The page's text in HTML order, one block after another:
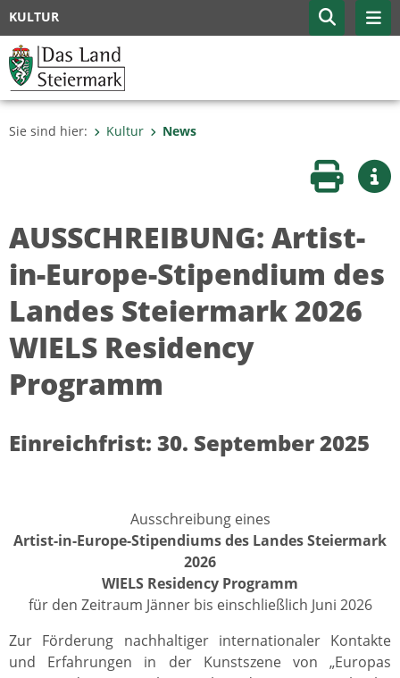
KULTUR
Sie sind hier: Kultur News
Seite
AUSSCHREIBUNG: Artist-
in-Europe-Stipendium des
Landes Steiermark 2026
WIELS Residency
Programm
Einreichfrist: 30. September 2025
Ausschreibung eines
Artist-in-Europe-Stipendiums des Landes Steiermark
2026
WIELS Residency Programm
für den Zeitraum Jänner bis einschließlich Juni 2026
Zur Förderung nachhaltiger internationaler Kontakte
und Erfahrungen in der Kunstszene von „Europas